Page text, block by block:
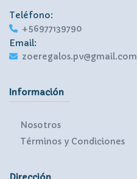
Teléfono:
+56977139790
Email:
zoeregalos.pv@gmail.com
Información
Nosotros
Términos y Condiciones